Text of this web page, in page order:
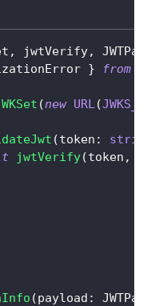
, jwtVerify,
} from
(new URL (
(token :
jwtVerify(token ,
(payload :